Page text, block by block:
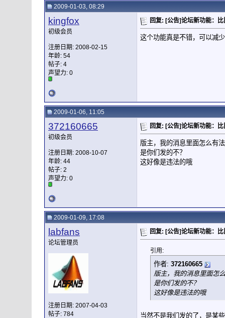
2009-01-03, 08:29
kingfox
初级会员
注册日期: 2008-02-15
年龄: 54
帖子: 4
声望力: 0
回复: [公告]论坛新功能：
这个功能真是不错，可以减
2009-01-06, 11:05
372160665
初级会员
注册日期: 2008-10-07
年龄: 44
帖子: 2
声望力: 0
回复: [公告]论坛新功能：
版主，我的消息里面怎么有
是你们发的不？
这好像是违法的哦
2009-01-09, 17:08
labfans
论坛管理员
注册日期: 2007-04-03
帖子: 784
回复: [公告]论坛新功能：
引用:
作者: 372160665
版主，我的消息里面怎
是你们发的不？
这好像是违法的哦
当然不是我们发的了，是某